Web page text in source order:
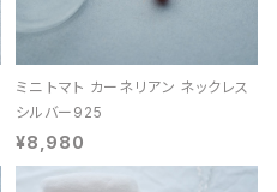
ミニ トマト カーネリアン ネックレス
シルバー925
¥8,980